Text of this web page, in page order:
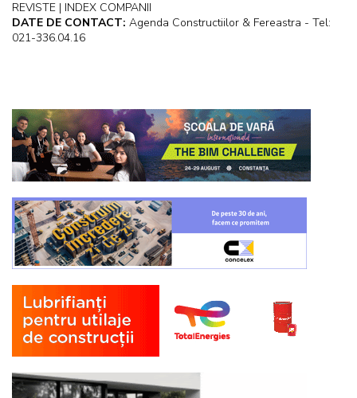
REVISTE | INDEX COMPANII
DATE DE CONTACT: Agenda Constructiilor & Fereastra - Tel:
021-336.04.16